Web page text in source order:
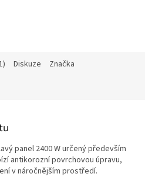
Diskuze Značka
panel 2400 W určený především
antikorozní povrchovou úpravu,
v náročnějším prostředí.